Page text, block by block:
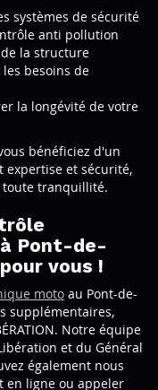
systèmes de sécurité
anti pollution
la structure
besoins de
la longévité de votre
bénéficiez d'un
expertise et sécurité,
toute tranquillité.
Pont-de-
vous !
moto au Pont-de-
supplémentaires,
Notre équipe
et du Général
également nous
en ligne ou appeler